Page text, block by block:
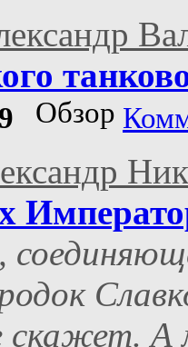
Обзор
скажет.